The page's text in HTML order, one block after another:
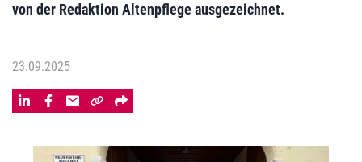
von der Redaktion Altenpflege ausgezeichnet.
23.09.2025